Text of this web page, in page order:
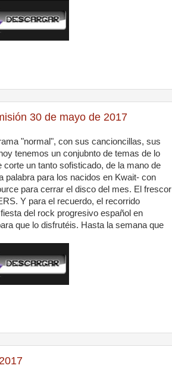
30 de mayo de 2017
"normal", con sus cancioncillas, sus
tenemos un conjubnto de temas de lo
un tanto sofisticado, de la mano de
palabra para los nacidos en Kwait- con
para cerrar el disco del mes. El frescor
Y para el recuerdo, el recorrido
del rock progresivo español en
que lo disfrutéis. Hasta la semana que